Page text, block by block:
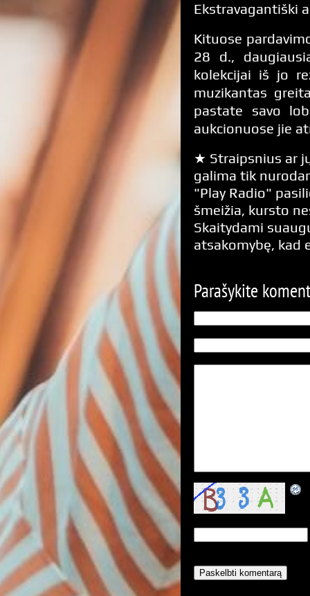
Ekstravagantiški
Kituose
28 d.,
kolekcijai iš jo
muzikantas
pastate savo
aukcionuose jie
★ Straipsnius ar
galima tik
"Play Radio"
šmeižia, kursto
Skaitydami
atsakomybę, kad
Parašykite